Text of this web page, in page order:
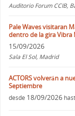
Auditorio Forum CCIB,
Pale Waves visitaran
dentro de la gira Vibra
15/09/2026
Sala El Sol, Madrid
ACTORS volverán a
Septiembre
desde 18/09/2026